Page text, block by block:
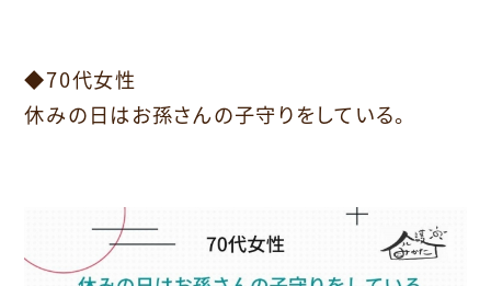
◆70代女性
休みの日はお孫さんの子守りをしている。